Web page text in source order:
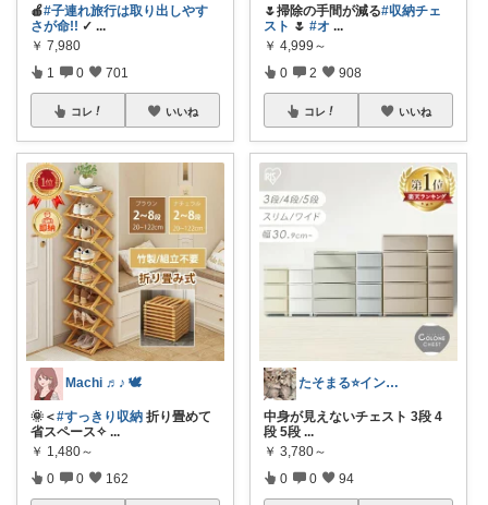
🍎#子連れ旅行は取り出しやす
さが命!! ✓ ...
￥ 7,980
1 0 701
コレ いいね
Machi ♬♪ 🕊
🌞＜#すっきり収納 折り畳めて
省スペース✧ ...
￥ 1,480～
0 0 162
🌷掃除の手間が減る#収納チェ
スト 🌷 #オ ...
￥ 4,999～
0 2 908
コレ いいね
たそまる⭐️インテリア雑貨
中身が見えないチェスト 3段 4
段 5段 ...
￥ 3,780～
0 0 94